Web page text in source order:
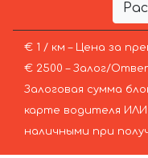
€ 1 / км – Цена за
€ 2500 – Залог/
Залоговая сумма
карте водителя
наличными при